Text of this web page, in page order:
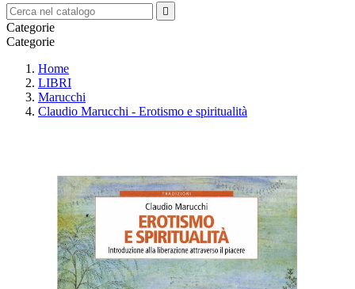

Categorie
Categorie
Home
LIBRI
Marucchi
Claudio Marucchi - Erotismo e spiritualità